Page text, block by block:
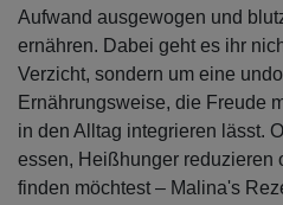
Aufwand ausgewogen und
ernähren. Dabei geht es ihr
Verzicht, sondern um eine
Ernährungsweise, die Freude
in den Alltag integrieren lässt.
essen, Heißhunger reduzieren
finden möchtest – Malina's